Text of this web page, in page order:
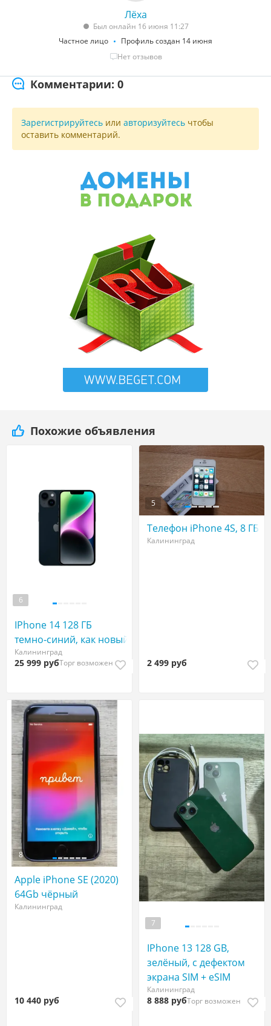
Лёха
Был онлайн 16 июня 11:27
Частное лицо
Профиль создан 14 июня
Нет отзывов
Комментарии: 0
Зарегистрируйтесь или авторизуйтесь чтобы
оставить комментарий.
Похожие объявления
6
IPhone 14 128 ГБ
темно‑синий, как новый
Калининград
25 999 рубТорг возможен
5
Телефон iPhone 4S, 8 ГБ
Калининград
2 499 руб
8
Apple iPhone SE (2020)
64Gb чёрный
Калининград
10 440 руб
7
IPhone 13 128 GB,
зелёный, с дефектом
экрана SIM + eSIM
Калининград
8 888 рубТорг возможен